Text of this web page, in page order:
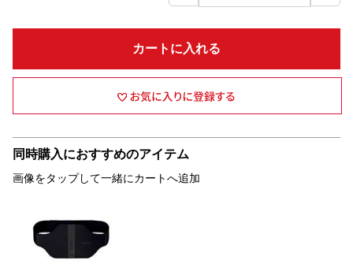
カートに入れる
同時購入におすすめのアイテム
画像をタップして一緒にカートへ追加